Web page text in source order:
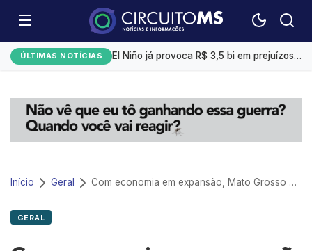
ÚLTIMAS NOTÍCIAS
Emplacamentos de veículos cresceram 10% em julho
El Niño já provoca R$ 3,5 bi em prejuízos e afeta mais 200 cidades brasileiras, diz CNM
Campo Grande tem a 4ª menor taxa de desemprego
Início Geral Com economia em expansão, Mato Grosso do Sul ganhou 30 mil novos habitantes em um ano
GERAL